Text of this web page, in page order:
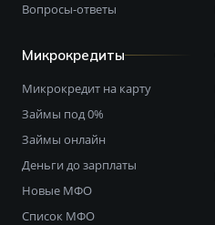
Вопросы-ответы
Микрокредиты
Микрокредит на карту
Займы под 0%
Займы онлайн
Деньги до зарплаты
Новые МФО
Список МФО